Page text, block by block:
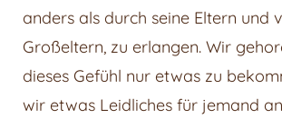
anders als durch seine Eltern und
Großeltern, zu erlangen. Wir
dieses Gefühl nur etwas zu
wir etwas Leidliches für jemand